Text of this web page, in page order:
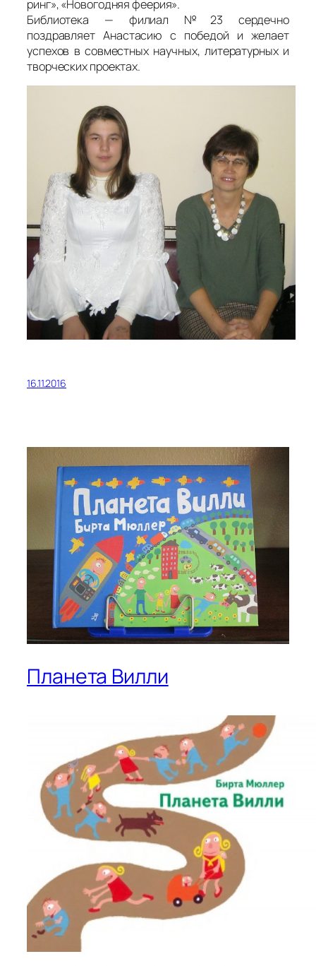
ринг», «Новогодняя феерия».
Библиотека — филиал №23 сердечно
поздравляет Анастасию с победой и желает
успехов в совместных научных, литературных и
творческих проектах.
16.11.2016
Планета Вилли